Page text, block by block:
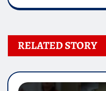
RELATED STORY